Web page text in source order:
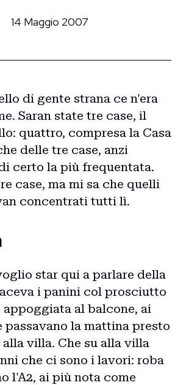
14 Maggio 2007
di gente strana ce n'era
Saran state tre case, il
quattro, compresa la Casa
delle tre case, anzi
certo la più frequentata.
case, ma mi sa che quelli
concentrati tutti lì.
star qui a parlare della
i panini col prosciutto
appoggiata al balcone, ai
passavano la mattina presto
alla villa. Che su alla villa
che ci sono i lavori: roba
l'A2, ai più nota come